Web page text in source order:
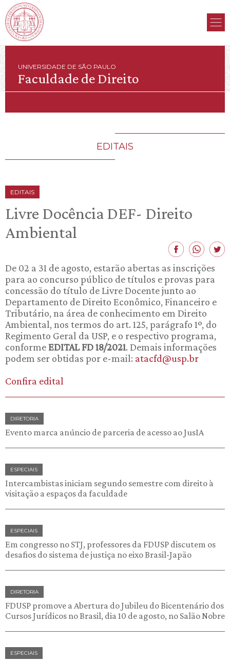
UNIVERSIDADE DE SÃO PAULO
Faculdade de Direito
EDITAIS
EDITAIS
Livre Docência DEF- Direito
Ambiental
De 02 a 31 de agosto, estarão abertas as inscrições
para ao concurso público de títulos e provas para
concessão do título de Livre Docente junto ao
Departamento de Direito Econômico, Financeiro e
Tributário, na área de conhecimento em Direito
Ambiental, nos termos do art. 125, parágrafo 1º, do
Regimento Geral da USP, e o respectivo programa,
conformeEDITAL FD 18/2021. Demais informações
podem ser obtidas por e-mail: atacfd@usp.br
Confira edital
DIRETORIA
Evento marca anúncio de parceria de acesso ao JusIA
ESPECIAIS
Intercambistas iniciam segundo semestre com direito à
visitação a espaços da faculdade
ESPECIAIS
Em congresso no STJ, professores da FDUSP discutem os
desafios do sistema de justiça no eixo Brasil-Japão
DIRETORIA
FDUSP promove a Abertura do Jubileu do Bicentenário dos
Cursos Jurídicos no Brasil, dia 10 de agosto, no Salão Nobre
ESPECIAIS